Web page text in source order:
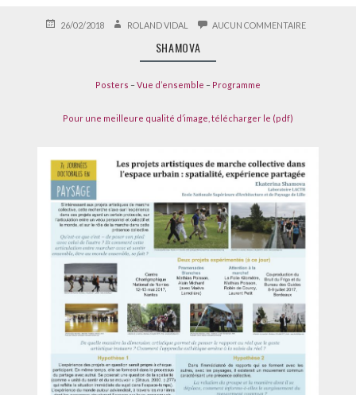
D'ARIANE
PUBLIÉ26/02/2018 AUTEURROLAND VIDAL AUCUN COMMENTAIRESUR
SHAMOVA
Posters – Vue d’ensemble – Programme
Pour une meilleure qualité d’image, télécharger le (pdf)